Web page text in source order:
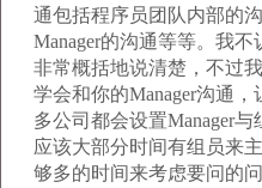
通包括程序员团队内部的
Manager的沟通等等。我
非常概括地说清楚，不过
学会和你的Manager沟通
多公司都会设置Manager
应该大部分时间有组员来
够多的时间来考虑要问的